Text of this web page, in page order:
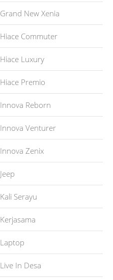
Grand New Xenia
Hiace Commuter
Hiace Luxury
Hiace Premio
Innova Reborn
Innova Venturer
Innova Zenix
Jeep
Kali Serayu
Kerjasama
Laptop
Live In Desa